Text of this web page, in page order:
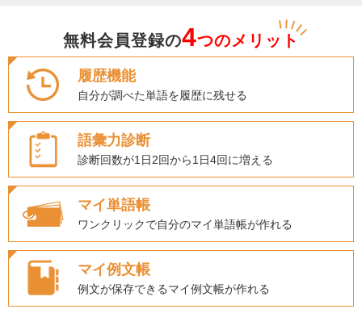
無料会員登録の4つのメリット
履歴機能
自分が調べた単語を履歴に残せる
語彙力診断
診断回数が1日2回から1日4回に増える
マイ単語帳
ワンクリックで自分のマイ単語帳が作れる
マイ例文帳
例文が保存できるマイ例文帳が作れる